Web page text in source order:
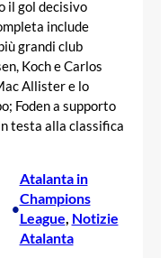
il gol decisivo
include
grandi club
Koch e Carlos
Allister e lo
Foden a supporto
testa alla classifica
•
Atalanta in
Champions
League, Notizie
Atalanta